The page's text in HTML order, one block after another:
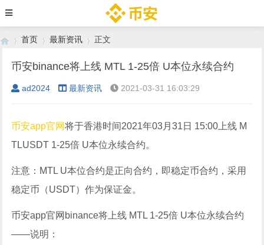
›
首页
›
最新资讯
›
正文
币安binance将上线 MTL 1-25倍 U本位永续合约
ad2024 最新资讯 2021-03-31 16:03:29
币安app官网将于香港时间2021年03月31日 15:00上线 M
TLUSDT 1-25倍 U本位永续合约。
注意：MTL U本位合约是正向合约，即稳定币合约，采用
稳定币（USDT）作为保证金。
币安app官网binance将上线 MTL 1-25倍 U本位永续合约
——说明：